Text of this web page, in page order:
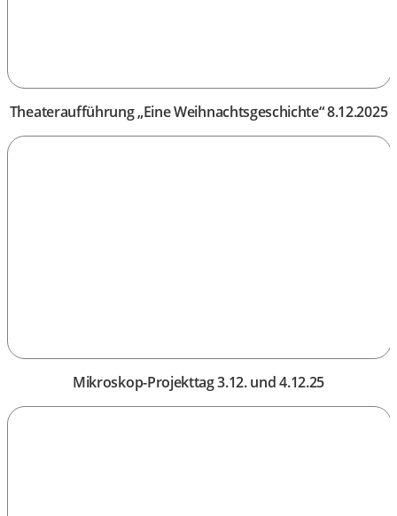
Theateraufführung „Eine Weihnachtsgeschichte“ 8.12.2025
Mikroskop-Projekttag 3.12. und 4.12.25